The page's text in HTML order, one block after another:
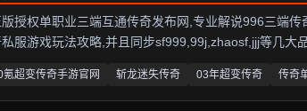
版授权单职业三端互通传奇发布网,专业解说996三端
服游戏玩法攻略,并且同步sf999,99j,zhaosf,jjj等几大
氪超变传奇手游官网 斩龙迷失传奇 03年超变传奇 传奇